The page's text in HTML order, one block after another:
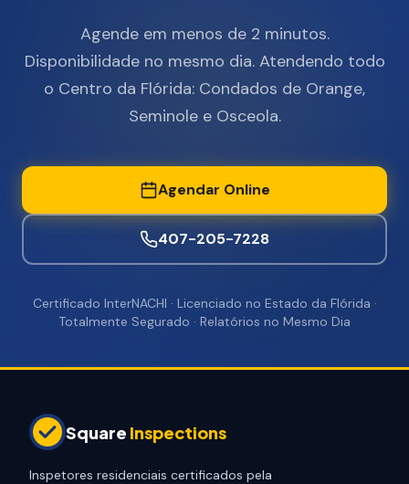
Agende em menos de 2 minutos.
Disponibilidade no mesmo dia. Atendendo todo
o Centro da Flórida: Condados de Orange,
Seminole e Osceola.
Agendar Online
407-205-7228
Certificado InterNACHI · Licenciado no Estado da Flórida ·
Totalmente Segurado · Relatórios no Mesmo Dia
Square Inspections
Inspetores residenciais certificados pela